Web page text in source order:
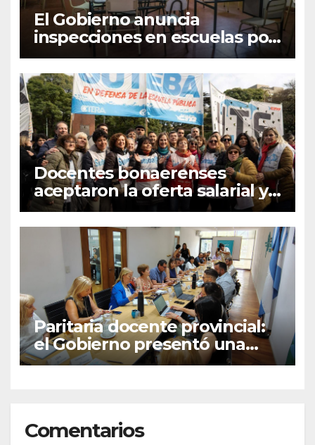
El Gobierno anuncia
inspecciones en escuelas por
el paro nacional docente
Docentes bonaerenses
aceptaron la oferta salarial y
Suteba convocó a un paro
nacional
Paritaria docente provincial:
el Gobierno presentó una
oferta del 7% que será
Comentarios